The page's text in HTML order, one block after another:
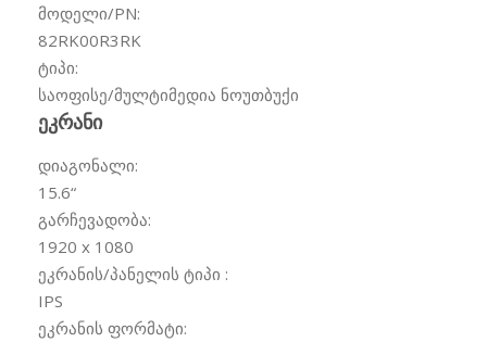
მოდელი/PN:
82RK00R3RK
ტიპი:
საოფისე/მულტიმედია ნოუთბუქი
ეკრანი
დიაგონალი:
15.6“
გარჩევადობა:
1920 x 1080
ეკრანის/პანელის ტიპი :
IPS
ეკრანის ფორმატი: